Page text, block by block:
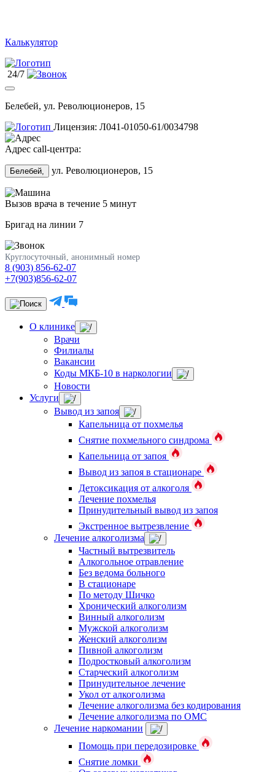
Калькулятор
24/7
Белебей, ул. Революционеров, 15
Лицензия: Л041-01050-61/0034798
Адрес call-центра:
Белебей, ул. Революционеров, 15
Вызов врача в течение 5 минут
Бригад на линии 7
Круглосуточный, анонимный номер
8 (903) 856-62-07
+7(903)856-62-07
О клинике
Врачи
Филиалы
Вакансии
Коды МКБ-10 в наркологии
Новости
Услуги
Вывод из запоя
Капельница от похмелья
Снятие похмельного синдрома
Капельница от запоя
Вывод из запоя в стационаре
Детоксикация от алкоголя
Лечение похмелья
Принудительный вывод из запоя
Экстренное вытрезвление
Лечение алкоголизма
Частный вытрезвитель
Алкогольное отравление
Без ведома больного
В стационаре
По методу Шичко
Хронический алкоголизм
Винный алкоголизм
Мужской алкоголизм
Женский алкоголизм
Пивной алкоголизм
Подростковый алкоголизм
Старческий алкоголизм
Принудительное лечение
Укол от алкоголизма
Лечение алкоголизма без кодирования
Лечение алкоголизма по ОМС
Лечение наркомании
Помощь при передозировке
Снятие ломки